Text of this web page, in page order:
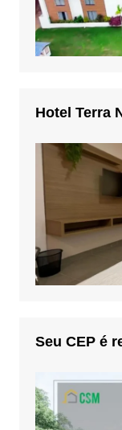
Hotel Terra
Seu CEP é